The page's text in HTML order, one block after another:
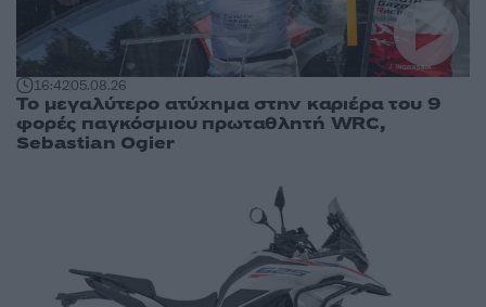
16:4205.08.26
Το μεγαλύτερο ατύχημα στην καριέρα του 9
φορές παγκόσμιου πρωταθλητή WRC,
Sebastian Ogier